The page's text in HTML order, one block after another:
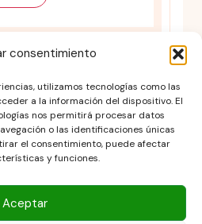
consentimiento
utilizamos tecnologías como las
a la información del dispositivo. El
nos permitirá procesar datos
o las identificaciones únicas
el consentimiento, puede afectar
y funciones.
Aceptar
legal
RESPONSABILIDAD
de cookies (UE)